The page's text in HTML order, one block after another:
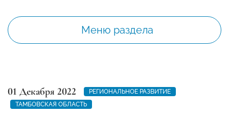
Меню раздела
01 Декабря 2022
РЕГИОНАЛЬНОЕ РАЗВИТИЕ
ТАМБОВСКАЯ ОБЛАСТЬ